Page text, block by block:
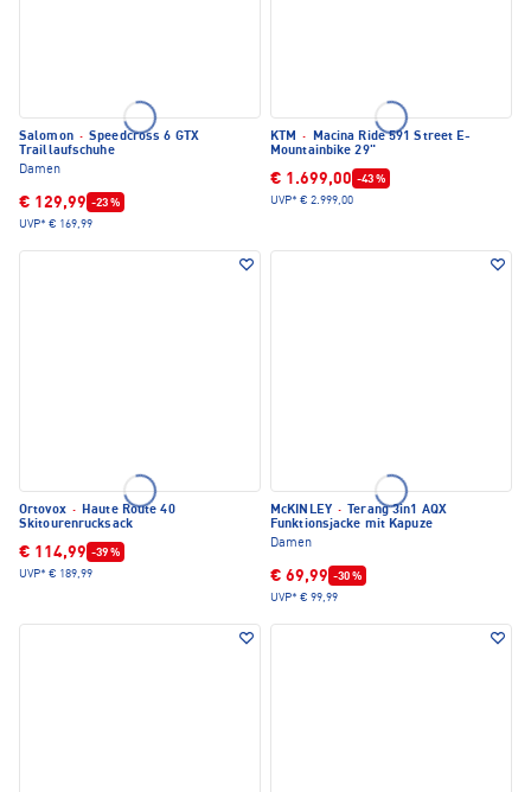
Salomon · Speedcross 6 GTX
Traillaufschuhe
Damen
€ 129,99 -23 %
UVP* € 169,99
KTM ·
Macina Ride 591 Street E-
Mountainbike 29"
€ 1.699,00 -43 %
UVP* € 2.999,00
Ortovox · Haute Route 40
Skitourenrucksack
€ 114,99 -39 %
UVP* € 189,99
McKINLEY ·
Terang 3in1 AQX
Funktionsjacke mit Kapuze
Damen
€ 69,99 -30 %
UVP* € 99,99